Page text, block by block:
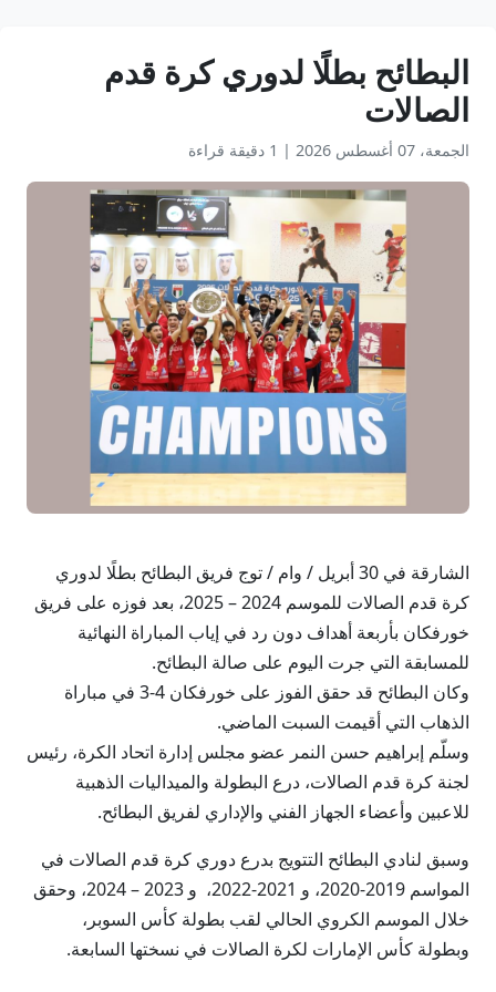
البطائح بطلًا لدوري كرة قدم
الصالات
الجمعة، 07 أغسطس 2026 | 1 دقيقة قراءة
الشارقة في 30 أبريل / وام / توج فريق البطائح بطلًا لدوري
كرة قدم الصالات للموسم 2024 – 2025، بعد فوزه على فريق
خورفكان بأربعة أهداف دون رد في إياب المباراة النهائية
للمسابقة التي جرت اليوم على صالة البطائح.
وكان البطائح قد حقق الفوز على خورفكان 4-3 في مباراة
الذهاب التي أقيمت السبت الماضي.
وسلّم إبراهيم حسن النمر عضو مجلس إدارة اتحاد الكرة، رئيس
لجنة كرة قدم الصالات، درع البطولة والميداليات الذهبية
للاعبين وأعضاء الجهاز الفني والإداري لفريق البطائح.
وسبق لنادي البطائح التتويج بدرع دوري كرة قدم الصالات في
المواسم 2019-2020، و 2021-2022، و 2023 – 2024، وحقق
خلال الموسم الكروي الحالي لقب بطولة كأس السوبر،
وبطولة كأس الإمارات لكرة الصالات في نسختها السابعة.